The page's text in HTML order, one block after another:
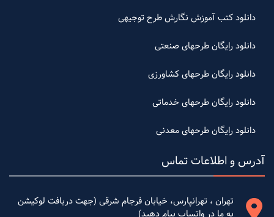
دانلود کتب آموزش نگارش طرح توجیهی
دانلود رایگان طرحهای صنعتی
دانلود رایگان طرحهای کشاورزی
دانلود رایگان طرحهای خدماتی
دانلود رایگان طرحهای معدنی
آدرس و اطلاعات تماس
تهران ، تهرانپارس، خیابان فرجام شرقی (جهت دریافت لوکیشن
به ما در واتساپ پیام دهید)